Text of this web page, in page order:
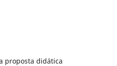
proposta didática